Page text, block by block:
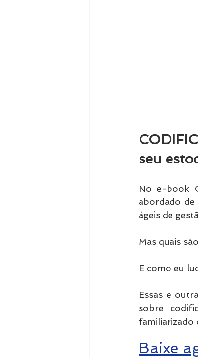
seu
No e-book
abordado
ágeis de
Mas quais
E como eu
Essas e
sobre
familiarizado
Baixe